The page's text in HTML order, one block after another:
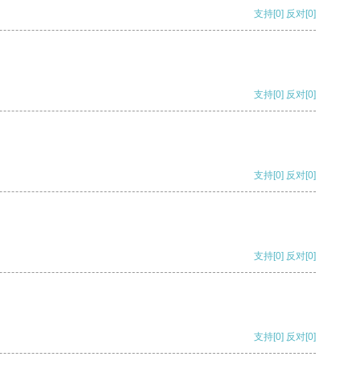
支持[0] 反对[0]
支持[0] 反对[0]
支持[0] 反对[0]
支持[0] 反对[0]
支持[0] 反对[0]